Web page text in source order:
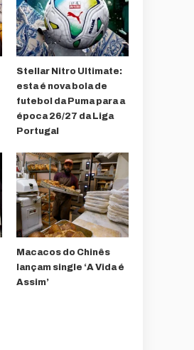
Stellar Nitro Ultimate:
esta é nova bola de
futebol da Puma para a
época 26/27 da Liga
Portugal
Macacos do Chinês
lançam single ‘A Vida é
Assim’